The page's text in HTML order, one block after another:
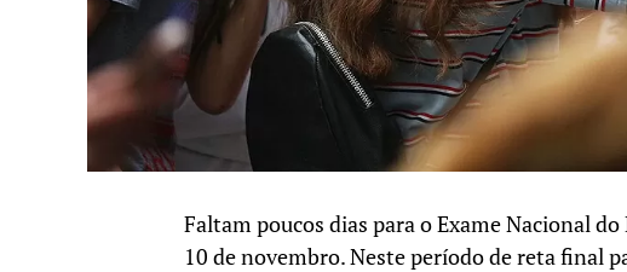
Faltam poucos dias para o Exame Nacional
10 de novembro. Neste período de reta final